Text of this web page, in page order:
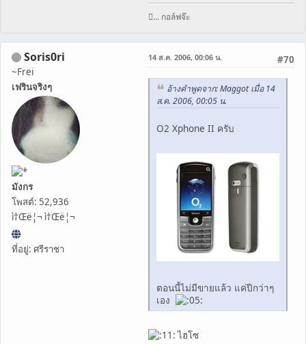
... กอล์ฟจ๊ะ
Soris0ri
~Frei
เฟรินจริงๆ
มังกร
โพสต์: 52,936
ì†Œë¦¬ ì†Œë¦¬
ที่อยู่: ศรีราชา
#70
14 ส.ค. 2006, 00:06 น.
อ้างคำพูดจาก: Maggot เมื่อ 14
ส.ค. 2006, 00:05 น.
O2 Xphone II ครับ
ตอนนี้ไม่มีขายแล้ว แค่ปีกว่าๆ
เอง
ไฮโซ